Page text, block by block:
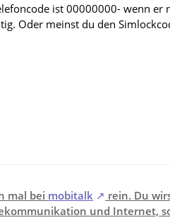
ist 00000000- wenn er
Oder meinst du den
mal bei mobitalk
rein. Du
und Internet,